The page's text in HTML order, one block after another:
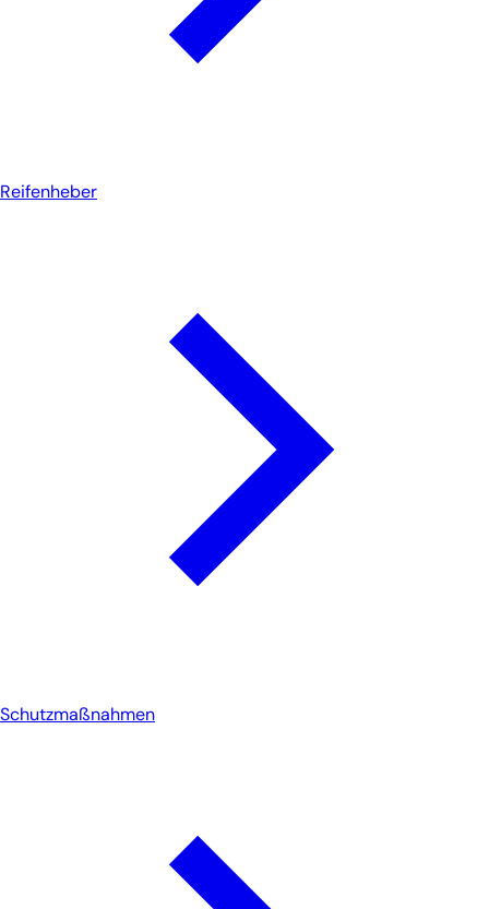
Reifenheber
Schutzmaßnahmen